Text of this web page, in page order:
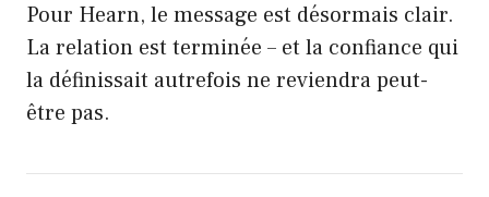
Pour Hearn, le message est désormais clair.
La relation est terminée – et la confiance qui
la définissait autrefois ne reviendra peut-
être pas.